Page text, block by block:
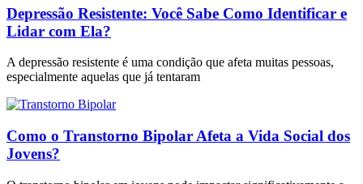
Depressão Resistente: Você Sabe Como Identificar e
Lidar com Ela?
A depressão resistente é uma condição que afeta muitas pessoas,
especialmente aquelas que já tentaram
Como o Transtorno Bipolar Afeta a Vida Social dos
Jovens?